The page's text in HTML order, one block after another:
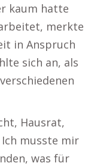
kaum hatte
merkte
in Anspruch
sich an, als
Hausrat,
musste mir
was für